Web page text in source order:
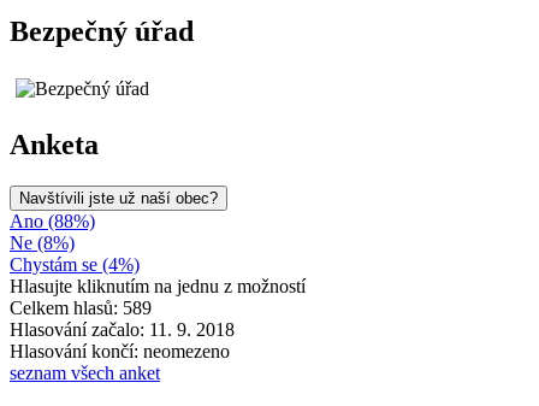
Bezpečný úřad
Anketa
Navštívili jste už naší obec?
Ano (88%)
Ne (8%)
Chystám se (4%)
Hlasujte kliknutím na jednu z možností
Celkem hlasů: 589
Hlasování začalo: 11. 9. 2018
Hlasování končí: neomezeno
seznam všech anket